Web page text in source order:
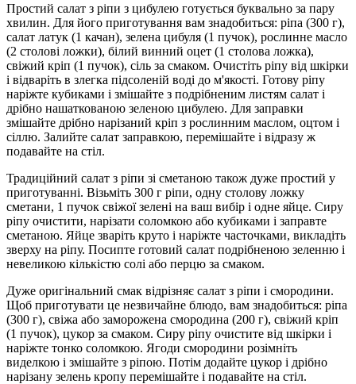
Простий салат з ріпи з цибулею готується буквально за пару
хвилин. Для його приготування вам знадобиться: ріпа (300 г),
салат латук (1 качан), зелена цибуля (1 пучок), рослинне масло
(2 столові ложки), білий винний оцет (1 столова ложка),
свіжий кріп (1 пучок), сіль за смаком. Очистіть ріпу від шкірки
і відваріть в злегка підсоленій воді до м'якості. Готову ріпу
наріжте кубиками і змішайте з подрібненим листям салат і
дрібно нашаткованою зеленою цибулею. Для заправки
змішайте дрібно нарізаний кріп з рослинним маслом, оцтом і
сіллю. Залийте салат заправкою, перемішайте і відразу ж
подавайте на стіл.
Традиційний салат з ріпи зі сметаною також дуже простий у
приготуванні. Візьміть 300 г ріпи, одну столову ложку
сметани, 1 пучок свіжої зелені на ваш вибір і одне яйце. Сиру
ріпу очистити, нарізати соломкою або кубиками і заправте
сметаною. Яйце зваріть круто і наріжте часточками, викладіть
зверху на ріпу. Посипте готовий салат подрібненою зеленню і
невеликою кількістю солі або перцю за смаком.
Дуже оригінальний смак відрізняє салат з ріпи і смородини.
Щоб приготувати це незвичайне блюдо, вам знадобиться: ріпа
(300 г), свіжа або заморожена смородина (200 г), свіжий кріп
(1 пучок), цукор за смаком. Сиру ріпу очистите від шкірки і
наріжте тонко соломкою. Ягоди смородини розімніть
виделкою і змішайте з ріпою. Потім додайте цукор і дрібно
нарізану зелень кропу перемішайте і подавайте на стіл.